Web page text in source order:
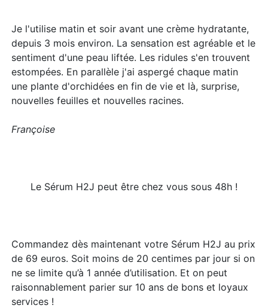
Je l'utilise matin et soir avant une crème hydratante,
depuis 3 mois environ. La sensation est agréable et le
sentiment d'une peau liftée. Les ridules s'en trouvent
estompées. En parallèle j'ai aspergé chaque matin
une plante d'orchidées en fin de vie et là, surprise,
nouvelles feuilles et nouvelles racines.
Françoise
Le Sérum H2J peut être chez vous sous 48h !
Commandez dès maintenant votre Sérum H2J au prix
de 69 euros. Soit moins de 20 centimes par jour si on
ne se limite qu’à 1 année d’utilisation. Et on peut
raisonnablement parier sur 10 ans de bons et loyaux
services !